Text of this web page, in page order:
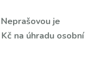
je
na úhradu osobní